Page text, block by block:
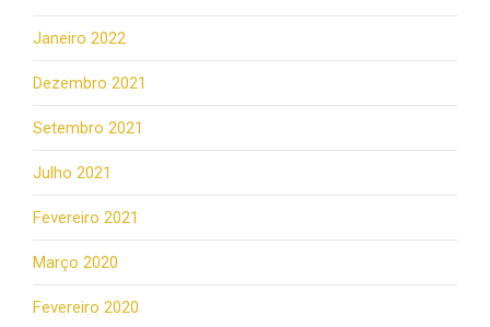
Janeiro 2022
Dezembro 2021
Setembro 2021
Julho 2021
Fevereiro 2021
Março 2020
Fevereiro 2020